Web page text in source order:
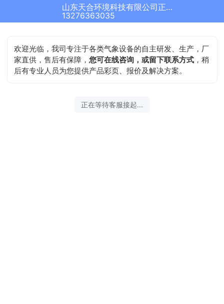
山东天合环境科技有限公司正在为您服务
13276363035
欢迎光临，我司专注于各类气象设备的自主研发、生产，厂
家直供，售后有保障，您可在线咨询，或留下联系方式 ，稍
后有专业人员为您提供产品彩页、报价及解决方案。
2026-08-07 01:42:14 开始沟通